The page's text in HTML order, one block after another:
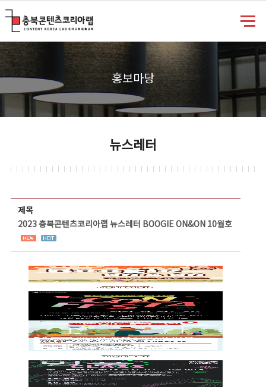
홍보마당
뉴스레터
제목
2023 충북콘텐츠코리아랩 뉴스레터 BOOGIE ON&ON 10월호